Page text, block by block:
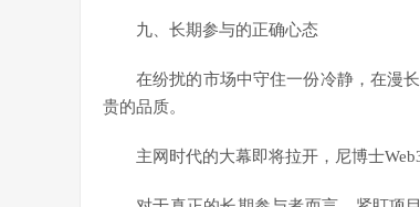
九、长期参与的正确心态
在纷扰的市场中守住一份冷静，在漫
贵的品质。
主网时代的大幕即将拉开，尼博士